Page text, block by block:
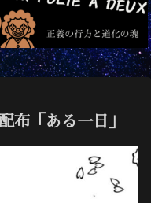
「ある一日」